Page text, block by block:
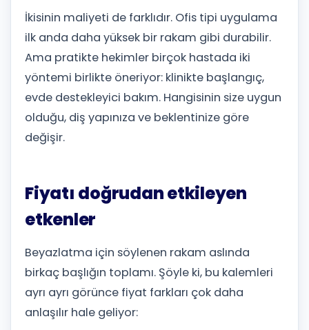
İkisinin maliyeti de farklıdır. Ofis tipi uygulama
ilk anda daha yüksek bir rakam gibi durabilir.
Ama pratikte hekimler birçok hastada iki
yöntemi birlikte öneriyor: klinikte başlangıç,
evde destekleyici bakım. Hangisinin size uygun
olduğu, diş yapınıza ve beklentinize göre
değişir.
Fiyatı doğrudan etkileyen
etkenler
Beyazlatma için söylenen rakam aslında
birkaç başlığın toplamı. Şöyle ki, bu kalemleri
ayrı ayrı görünce fiyat farkları çok daha
anlaşılır hale geliyor: